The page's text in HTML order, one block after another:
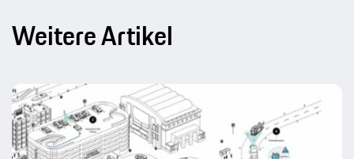
Weitere Artikel